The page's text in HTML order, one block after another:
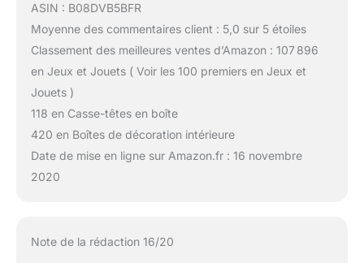
ASIN : B08DVB5BFR
Moyenne des commentaires client : 5,0 sur 5 étoiles
Classement des meilleures ventes d’Amazon : 107 896
en Jeux et Jouets ( Voir les 100 premiers en Jeux et
Jouets )
118 en Casse-têtes en boîte
420 en Boîtes de décoration intérieure
Date de mise en ligne sur Amazon.fr : 16 novembre
2020
Note de la rédaction 16/20